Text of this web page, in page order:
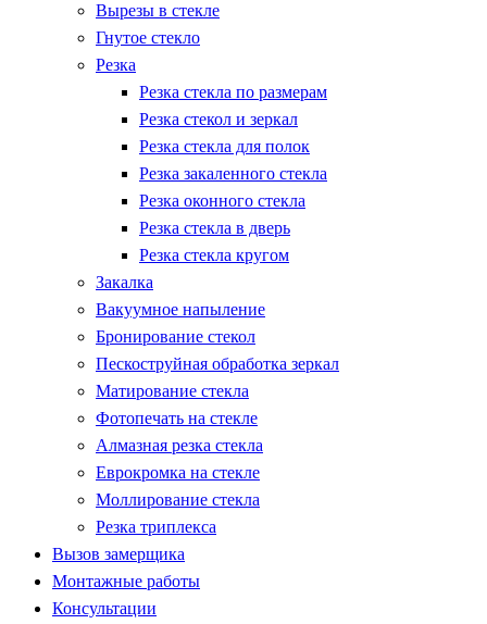
Вырезы в стекле
Гнутое стекло
Резка
Резка стекла по размерам
Резка стекол и зеркал
Резка стекла для полок
Резка закаленного стекла
Резка оконного стекла
Резка стекла в дверь
Резка стекла кругом
Закалка
Вакуумное напыление
Бронирование стекол
Пескоструйная обработка зеркал
Матирование стекла
Фотопечать на стекле
Алмазная резка стекла
Еврокромка на стекле
Моллирование стекла
Резка триплекса
Вызов замерщика
Монтажные работы
Консультации